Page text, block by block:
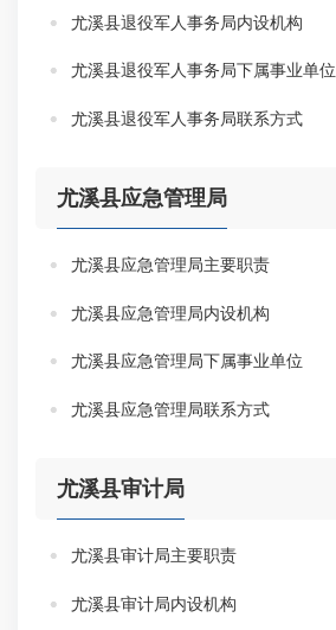
尤溪县退役军人事务局内设机构
尤溪县退役军人事务局下属事业单位
尤溪县退役军人事务局联系方式
尤溪县应急管理局
尤溪县应急管理局主要职责
尤溪县应急管理局内设机构
尤溪县应急管理局下属事业单位
尤溪县应急管理局联系方式
尤溪县审计局
尤溪县审计局主要职责
尤溪县审计局内设机构